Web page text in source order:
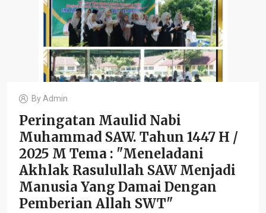
ByAdmin
Peringatan Maulid Nabi
Muhammad SAW. Tahun 1447 H /
2025 M Tema : "Meneladani
Akhlak Rasulullah SAW Menjadi
Manusia Yang Damai Dengan
Pemberian Allah SWT"